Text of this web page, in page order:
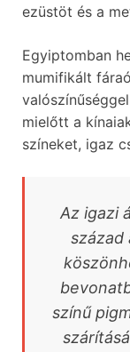
ezüstöt és a
Egyiptomban
mumifikált
mielőtt a
színeket, igaz
Az igazi
század
színű